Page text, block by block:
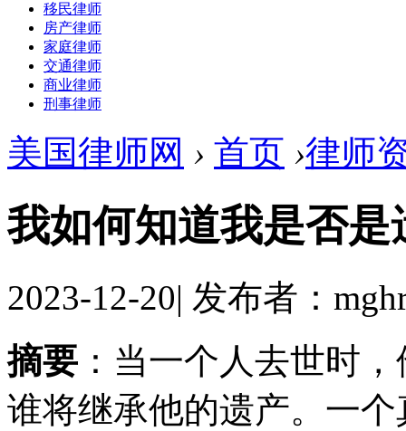
移民律师
房产律师
家庭律师
交通律师
商业律师
刑事律师
美国律师网 › 首页 ›律师
我如何知道我是否是
2023-12-20| 发布者：
摘要 ：当一个人去世时
谁将继承他的遗产。一